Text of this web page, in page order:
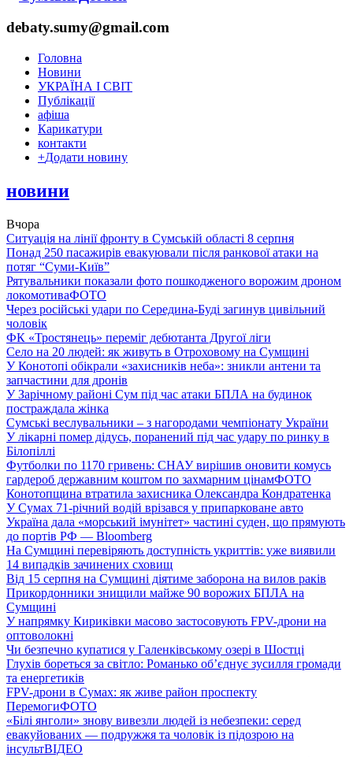
debaty.sumy@gmail.com
Головна
Новини
УКРАЇНА І СВІТ
Публікації
афіша
Карикатури
контакти
+Додати новину
новини
Вчора
Ситуація на лінії фронту в Сумській області 8 серпня
Понад 250 пасажирів евакуювали після ранкової атаки на
потяг “Суми-Київ”
Рятувальники показали фото пошкодженого ворожим дроном
локомотиваФОТО
Через російські удари по Середина-Буді загинув цивільний
чоловік
ФК «Тростянець» переміг дебютанта Другої ліги
Село на 20 людей: як живуть в Отроховому на Сумщині
У Конотопі обікрали «захисників неба»: зникли антени та
запчастини для дронів
У Зарічному районі Сум під час атаки БПЛА на будинок
постраждала жінка
Сумські веслувальники – з нагородами чемпіонату України
У лікарні помер дідусь, поранений під час удару по ринку в
Білопіллі
Футболки по 1170 гривень: СНАУ вирішив оновити комусь
гардероб державним коштом по захмарним цінамФОТО
Конотопщина втратила захисника Олександра Кондратенка
У Сумах 71-річний водій врізався у припарковане авто
Україна дала «морський імунітет» частині суден, що прямують
до портів РФ — Bloomberg
На Сумщині перевіряють доступність укриттів: уже виявили
14 випадків зачинених сховищ
Від 15 серпня на Сумщині діятиме заборона на вилов раків
Прикордонники знищили майже 90 ворожих БПЛА на
Сумщині
У напрямку Кириківки масово застосовують FPV-дрони на
оптоволокні
Чи безпечно купатися у Галенківському озері в Шостці
Глухів бореться за світло: Романько об’єднує зусилля громади
та енергетиків
FPV-дрони в Сумах: як живе район проспекту
ПеремогиФОТО
«Білі янголи» знову вивезли людей із небезпеки: серед
евакуйованих — подружжя та чоловік із підозрою на
інсультВІДЕО